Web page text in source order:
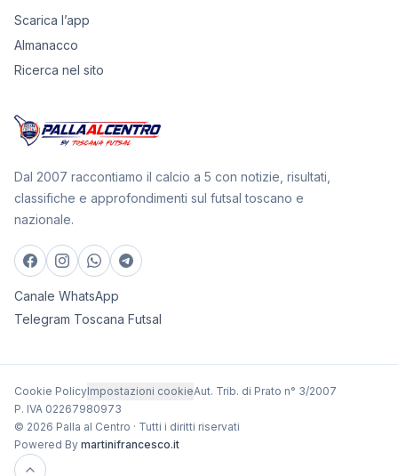
Scarica l’app
Almanacco
Ricerca nel sito
Dal 2007 raccontiamo il calcio a 5 con notizie, risultati,
classifiche e approfondimenti sul futsal toscano e
nazionale.
Canale WhatsApp
Telegram Toscana Futsal
Cookie PolicyImpostazioni cookieAut. Trib. di Prato n° 3/2007
P. IVA 02267980973
© 2026 Palla al Centro · Tutti i diritti riservati
Powered By martinifrancesco.it